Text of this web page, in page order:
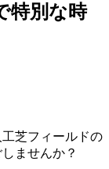
特別な時
芝フィールドの
ませんか？